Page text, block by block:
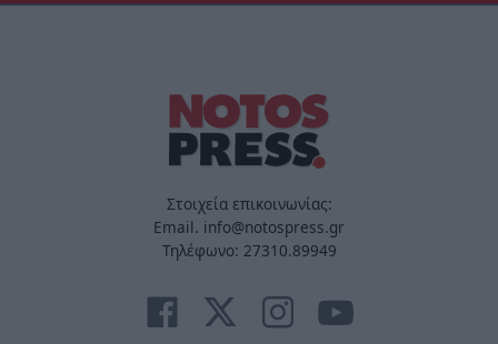
Στοιχεία επικοινωνίας:
Email. info@notospress.gr
Τηλέφωνο: 27310.89949